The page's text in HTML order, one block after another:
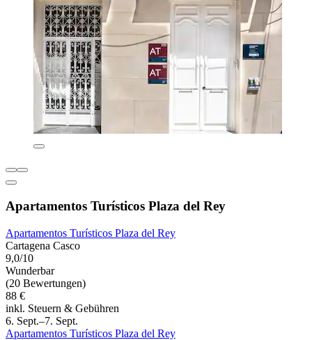
Apartamentos Turísticos Plaza del Rey
Apartamentos Turísticos Plaza del Rey
Cartagena Casco
9,0/10
Wunderbar
(20 Bewertungen)
88 €
inkl. Steuern & Gebühren
6. Sept.–7. Sept.
Apartamentos Turísticos Plaza del Rey